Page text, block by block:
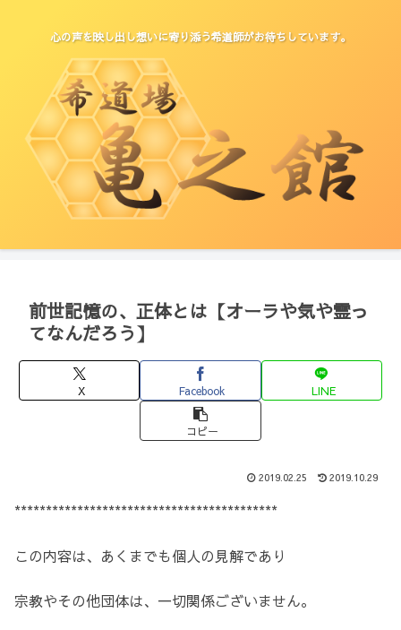
心の声を映し出し想いに寄り添う希道師がお待ちしています。
前世記憶の、正体とは【オーラや気や霊っ
てなんだろう】
X Facebook LINE
コピー
2019.02.25 2019.10.29
******************************************
この内容は、あくまでも個人の見解であり
宗教やその他団体は、一切関係ございません。